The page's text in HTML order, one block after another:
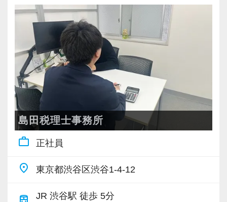
その中で生き残るためにできることはコンピュ
ーターやAIにはできないお客様とのコミュニケ
ーション力を磨くこと。
当社では、全員がお客様のことを一番に考え、
最新の税務・会計サービスを提供しています。
現時点で深い知識や経験をお持ちでなくても安
心してください！
社員と同じように実務経験を積みながら税法や
会計の知識を得られるようフォロー体制はバッ
都心部ということもあり、IT系など最先端の技
術を取り扱うお客様が多いのが特徴です。
20代が中心となっており、専門学校が近くにあ
ることから資格取得に励むスタッフが多く活躍
しています。
若いメンバーが多く明るい雰囲気で、全員がや
る気に満ちあふれています。
自主性がある方には活躍できる舞台はいくらで
い目標がある方は、ぜひ当社の門を叩いてくだ
私たちは、単なる税務処理ではなく「顧客に寄
り添うサービス」を重視しています。
オンライン面談やITツールの活用など、時代に
合わせた柔軟な対応を積極的に取り入れていま
す。
お客様からは「対応力」や「コミュニケーショ
ンの質」で評価をいただいています。
専門知識だけでなく、人として信頼される力を
大切にしたい方には最適な環境です。
【あなたに合ったキャリア・評価制度を試して
みませんか？】
島田税理士事務所
work_outline 正社員
place 東京都渋谷区渋谷1-4-12
JR 渋谷駅 徒歩 5分